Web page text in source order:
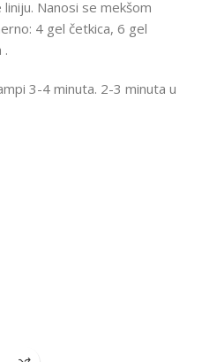
Nanosi se mekšom
4 gel četkica, 6 gel
.
3-4 minuta. 2-3 minuta u